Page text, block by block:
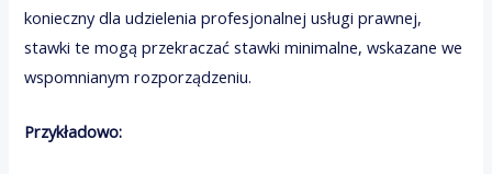
konieczny dla udzielenia profesjonalnej usługi prawnej,
stawki te mogą przekraczać stawki minimalne, wskazane we
wspomnianym rozporządzeniu.
Przykładowo: